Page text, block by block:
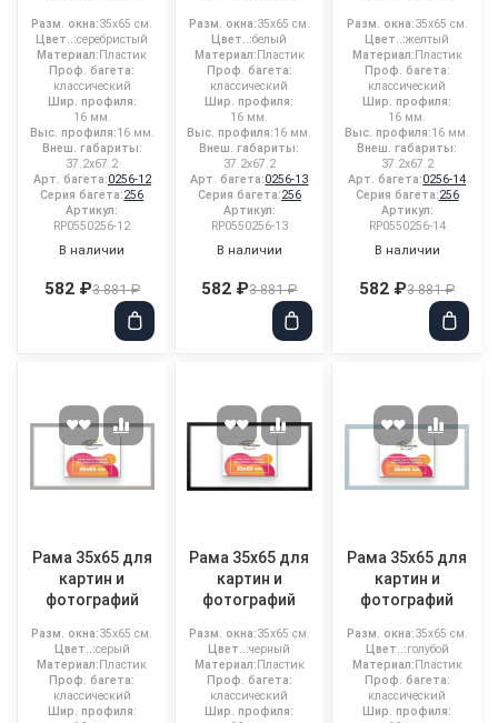
Разм. окна:35x65 см.
Цвет..:серебристый
Материал:Пластик
Проф. багета:
классический
Шир. профиля:
16 мм.
Выс. профиля:16 мм.
Внеш. габариты:
37.2x67.2
Арт. багета:0256-12
Серия багета:256
Артикул:
RP0550256-12
В наличии
582 ₽3 881 ₽
Разм. окна:35x65 см.
Цвет..:белый
Материал:Пластик
Проф. багета:
классический
Шир. профиля:
16 мм.
Выс. профиля:16 мм.
Внеш. габариты:
37.2x67.2
Арт. багета:0256-13
Серия багета:256
Артикул:
RP0550256-13
В наличии
582 ₽3 881 ₽
Разм. окна:35x65 см.
Цвет..:желтый
Материал:Пластик
Проф. багета:
классический
Шир. профиля:
16 мм.
Выс. профиля:16 мм.
Внеш. габариты:
37.2x67.2
Арт. багета:0256-14
Серия багета:256
Артикул:
RP0550256-14
В наличии
582 ₽3 881 ₽
Рама 35x65 для
картин и
фотографий
Разм. окна:35x65 см.
Цвет..:серый
Материал: Пластик
Проф. багета:
классический
Шир. профиля:
Рама 35x65 для
картин и
фотографий
Разм. окна:35x65 см.
Цвет..:черный
Материал: Пластик
Проф. багета:
классический
Шир. профиля:
Рама 35x65 для
картин и
фотографий
Разм. окна:35x65 см.
Цвет..:голубой
Материал: Пластик
Проф. багета:
классический
Шир. профиля: